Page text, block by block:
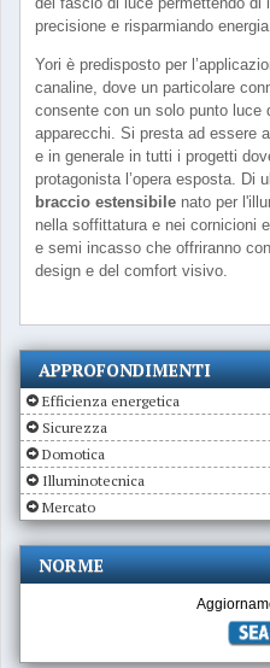
precisione e risparmiando
Yori è predisposto per
canaline, dove un particolare
consente con un solo punto luce
apparecchi. Si presta ad essere
e in generale in tutti i progetti
protagonista l’opera esposta. Di
braccio estensibile nato per
nella soffittatura e nei cornicioni
e semi incasso che offriranno
design e del comfort visivo.
APPROFONDIMENTI
Efficienza energetica
Sicurezza
Domotica
Illuminotecnica
Mercato
NORME